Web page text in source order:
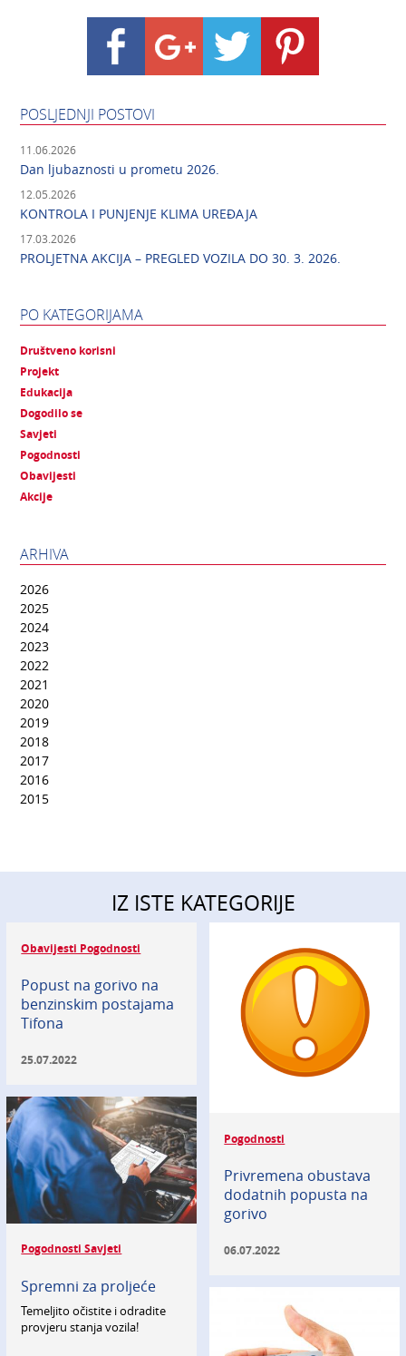
POSLJEDNJI POSTOVI
11.06.2026
Dan ljubaznosti u prometu 2026.
12.05.2026
KONTROLA I PUNJENJE KLIMA UREĐAJA
17.03.2026
PROLJETNA AKCIJA – PREGLED VOZILA DO 30. 3. 2026.
PO KATEGORIJAMA
Društveno korisni
Projekt
Edukacija
Dogodilo se
Savjeti
Pogodnosti
Obavijesti
Akcije
ARHIVA
2026
2025
2024
2023
2022
2021
2020
2019
2018
2017
2016
2015
IZ ISTE KATEGORIJE
Obavijesti Pogodnosti
Popust na gorivo na
benzinskim postajama
Tifona
25.07.2022
Pogodnosti
Privremena obustava
dodatnih popusta na
gorivo
06.07.2022
Pogodnosti Savjeti
Spremni za proljeće
Temeljito očistite i odradite
provjeru stanja vozila!